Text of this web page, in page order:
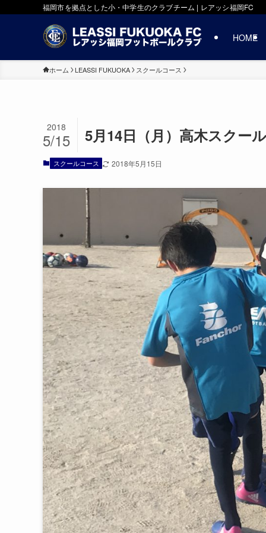
福岡市を拠点とした小・中学生のクラブチーム | レアッシ福岡FC
HOME
ホーム LEASSI FUKUOKA スクールコース
5月14日（月）高木スクー
2018
5/15
スクールコース 2018年5月15日